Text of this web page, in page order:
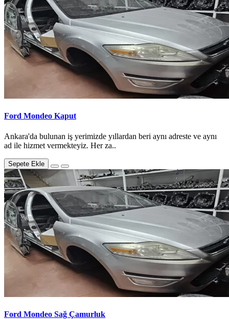
Ford Mondeo Kaput
Ankara'da bulunan iş yerimizde yıllardan beri aynı adreste ve aynı
ad ile hizmet vermekteyiz. Her za..
Sepete Ekle
Ford Mondeo Sağ Çamurluk